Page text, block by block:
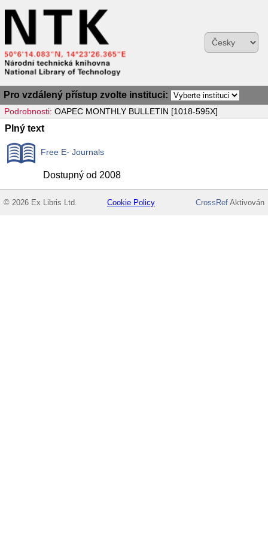
Pro vzdálený přístup zvolte instituci:
Podrobnosti: OAPEC MONTHLY BULLETIN [1018-595X]
Plný text
Free E- Journals
Dostupný od 2008
© 2026 Ex Libris Ltd. Cookie Policy CrossRefAktivován